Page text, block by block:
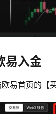
易入金
欧易首页的【